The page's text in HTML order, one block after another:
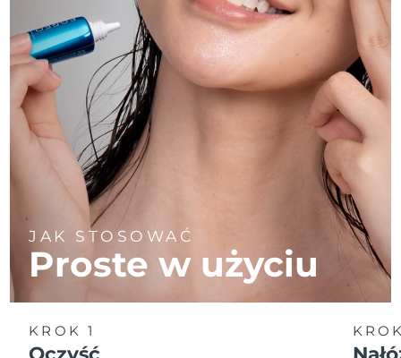
JAK STOSOWAĆ
Proste w użyciu
KROK 1